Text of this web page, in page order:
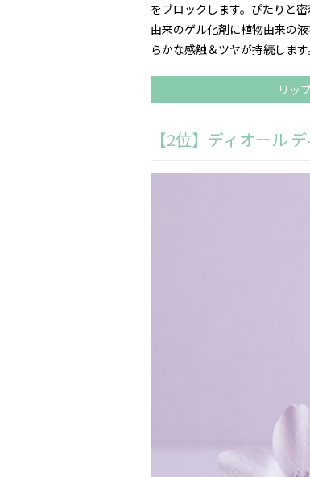
をブロックします。ぴたりと
由来のゲル化剤に植物由来の
らかな感触＆ツヤが持続します
リッ
【2位】ディオール